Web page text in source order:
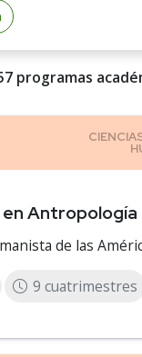
programas
Antropología
de las
9 cuatrimestres